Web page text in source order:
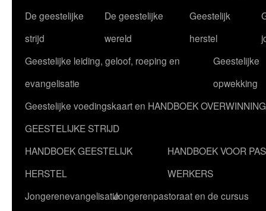
De geestelijke
strijd
De geestelijke
wereld
Geestelijk
herstel
Geestelijke leiding, geloof, roeping en
evangelisatie
Geestelijke
opwekking
Geestelijke voedingskaart en HANDBOEK
GEESTELIJKE STRIJD
HANDBOEK GEESTELIJK
HERSTEL
HANDBOEK VOOR
WERKERS
JongerenevangelisatieJongerenpastoraat en de cursus